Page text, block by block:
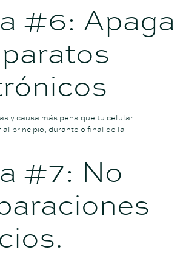
#6: Apaga
y causa más pena que tu celular
al principio, durante o final de la
#7: No